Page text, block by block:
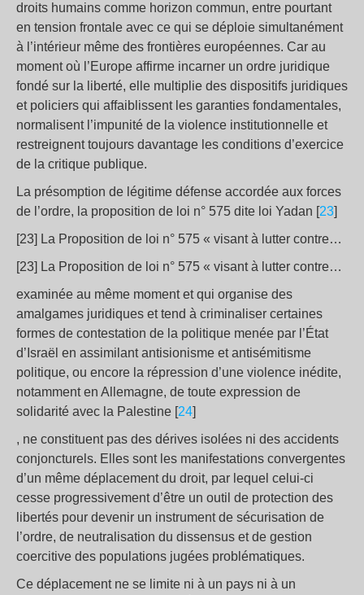
droits humains comme horizon commun, entre pourtant
en tension frontale avec ce qui se déploie simultanément
à l’intérieur même des frontières européennes. Car au
moment où l’Europe affirme incarner un ordre juridique
fondé sur la liberté, elle multiplie des dispositifs juridiques
et policiers qui affaiblissent les garanties fondamentales,
normalisent l’impunité de la violence institutionnelle et
restreignent toujours davantage les conditions d’exercice
de la critique publique.
La présomption de légitime défense accordée aux forces
de l’ordre, la proposition de loi n° 575 dite loi Yadan [23]
[23] La Proposition de loi n° 575 « visant à lutter contre…
[23] La Proposition de loi n° 575 « visant à lutter contre…
examinée au même moment et qui organise des
amalgames juridiques et tend à criminaliser certaines
formes de contestation de la politique menée par l’État
d’Israël en assimilant antisionisme et antisémitisme
politique, ou encore la répression d’une violence inédite,
notamment en Allemagne, de toute expression de
solidarité avec la Palestine [24]
, ne constituent pas des dérives isolées ni des accidents
conjoncturels. Elles sont les manifestations convergentes
d’un même déplacement du droit, par lequel celui-ci
cesse progressivement d’être un outil de protection des
libertés pour devenir un instrument de sécurisation de
l’ordre, de neutralisation du dissensus et de gestion
coercitive des populations jugées problématiques.
Ce déplacement ne se limite ni à un pays ni à un